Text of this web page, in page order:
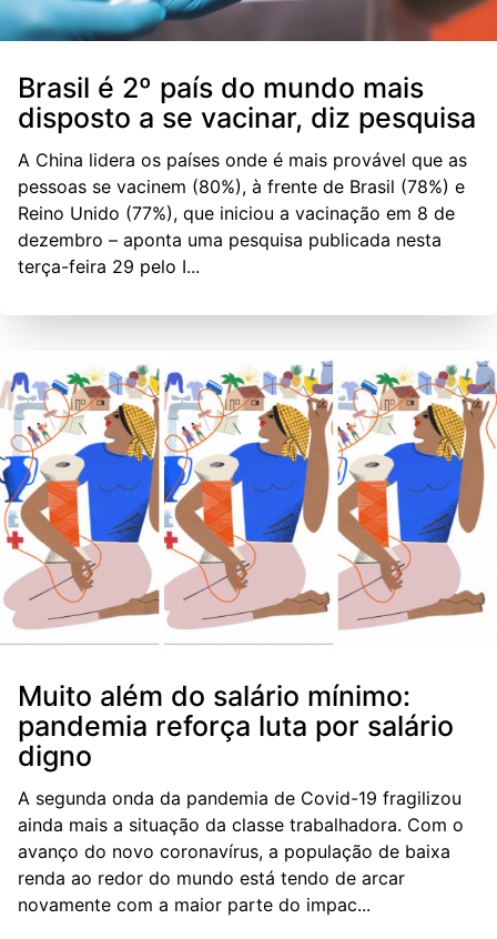
Brasil é 2º país do mundo mais
disposto a se vacinar, diz pesquisa
A China lidera os países onde é mais provável que as
pessoas se vacinem (80%), à frente de Brasil (78%) e
Reino Unido (77%), que iniciou a vacinação em 8 de
dezembro – aponta uma pesquisa publicada nesta
terça-feira 29 pelo I...
Muito além do salário mínimo:
pandemia reforça luta por salário
digno
A segunda onda da pandemia de Covid-19 fragilizou
ainda mais a situação da classe trabalhadora. Com o
avanço do novo coronavírus, a população de baixa
renda ao redor do mundo está tendo de arcar
novamente com a maior parte do impac...